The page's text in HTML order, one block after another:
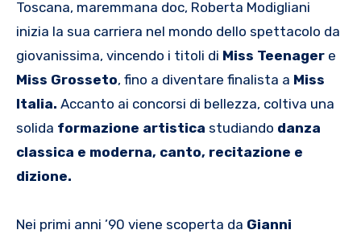
Toscana, maremmana doc, Roberta Modigliani
inizia la sua carriera nel mondo dello spettacolo da
giovanissima, vincendo i titoli di Miss Teenager e
Miss Grosseto, fino a diventare finalista a Miss
Italia. Accanto ai concorsi di bellezza, coltiva una
solida formazione artistica studiando danza
classica e moderna, canto, recitazione e
dizione.
Nei primi anni ’90 viene scoperta da Gianni